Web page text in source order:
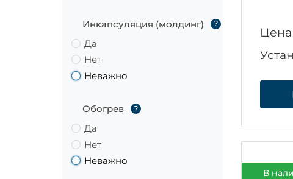
Инкапсуляция (молдинг) ?
Да
Нет
Неважно
Обогрев ?
Да
Нет
Неважно
Цена
В